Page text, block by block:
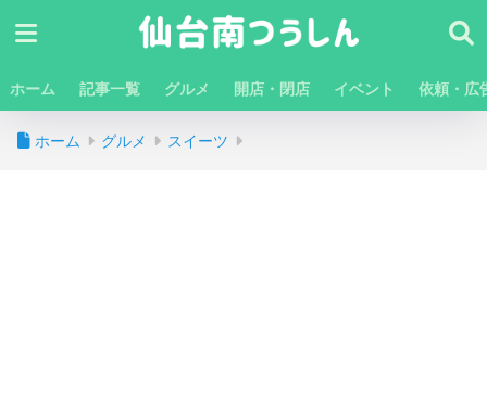
ホーム 記事一覧 グルメ 開店・閉店 イベント 依頼・広
ホーム グルメ スイーツ